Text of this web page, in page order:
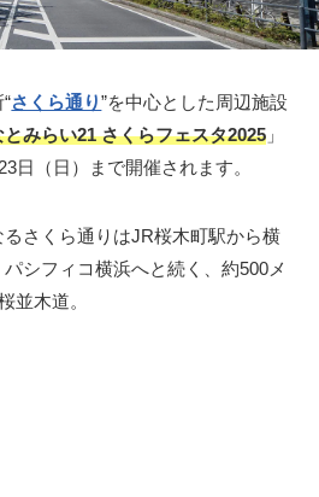
さくら通り”を中心とした周辺施設
とみらい21 さくらフェスタ2025 」
日（日）まで開催されます。
さくら通りはJR桜木町駅から横
シフィコ横浜へと続く、約500メ
並木道。